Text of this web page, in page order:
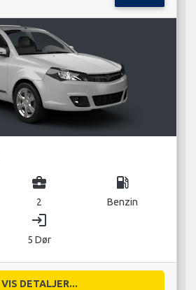
business_center
2
local_gas_station
Benzin
login
5 Dør
VIS DETALJER...